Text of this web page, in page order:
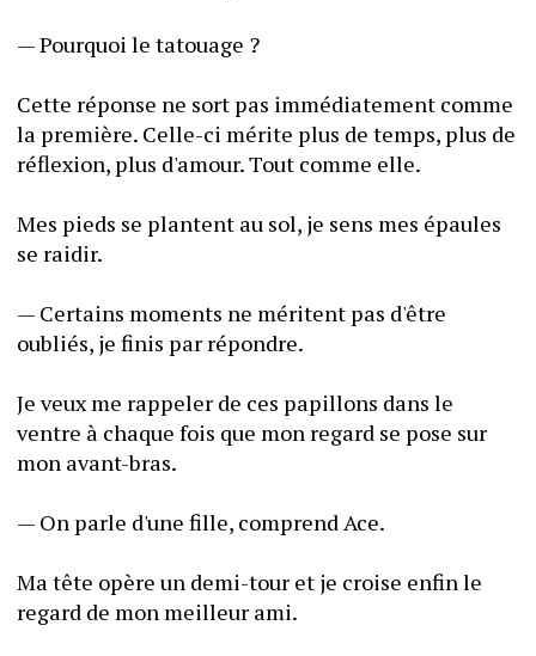
— Pourquoi le tatouage ?
Cette réponse ne sort pas immédiatement comme
la première. Celle-ci mérite plus de temps, plus de
Mes pieds se plantent au sol, je sens mes épaules
se raidir.
— Certains moments ne méritent pas d'être
oubliés, je finis par répondre.
Je veux me rappeler de ces papillons dans le
ventre à chaque fois que mon regard se pose sur
mon avant-bras.
— On parle d'une fille, comprend Ace.
Ma tête opère un demi-tour et je croise enfin le
regard de mon meilleur ami.